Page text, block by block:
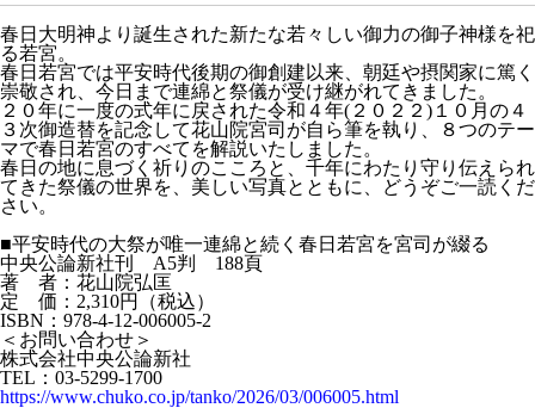
春日大明神より誕生された新たな若々しい御力の御子神様を祀
る若宮。
春日若宮では平安時代後期の御創建以来、朝廷や摂関家に篤く
崇敬され、今日まで連綿と祭儀が受け継がれてきました。
２０年に一度の式年に戻された令和４年(２０２２)１０月の４
３次御造替を記念して花山院宮司が自ら筆を執り、８つのテー
マで春日若宮のすべてを解説いたしました。
春日の地に息づく祈りのこころと、千年にわたり守り伝えられ
てきた祭儀の世界を、美しい写真とともに、どうぞご一読くだ
さい。
■平安時代の大祭が唯一連綿と続く春日若宮を宮司が綴る
中央公論新社刊 A5判 188頁
著 者：花山院弘匡
定 価：2,310円（税込）
ISBN：978-4-12-006005-2
＜お問い合わせ＞
株式会社中央公論新社
TEL：03-5299-1700
https://www.chuko.co.jp/tanko/2026/03/006005.html